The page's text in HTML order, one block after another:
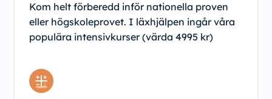
Kom helt förberedd inför nationella proven
eller högskoleprovet. I läxhjälpen ingår våra
populära intensivkurser (värda 4995 kr)